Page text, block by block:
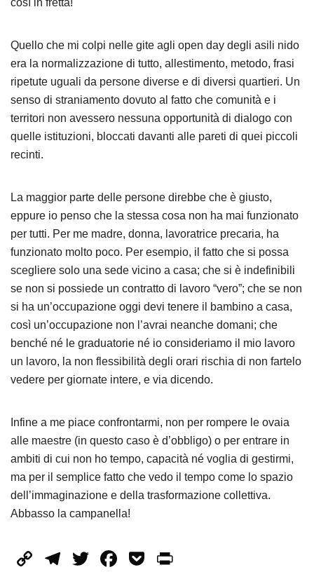
Quello che mi colpi nelle gite agli open day degli asili nido
era la normalizzazione di tutto, allestimento, metodo, frasi
ripetute uguali da persone diverse e di diversi quartieri. Un
senso di straniamento dovuto al fatto che comunità e i
territori non avessero nessuna opportunità di dialogo con
quelle istituzioni, bloccati davanti alle pareti di quei piccoli
recinti.
La maggior parte delle persone direbbe che è giusto,
eppure io penso che la stessa cosa non ha mai funzionato
per tutti. Per me madre, donna, lavoratrice precaria, ha
funzionato molto poco. Per esempio, il fatto che si possa
scegliere solo una sede vicino a casa; che si è indefinibili
se non si possiede un contratto di lavoro “vero”; che se non
si ha un’occupazione oggi devi tenere il bambino a casa,
così un’occupazione non l’avrai neanche domani; che
benché né le graduatorie né io consideriamo il mio lavoro
un lavoro, la non flessibilità degli orari rischia di non fartelo
vedere per giornate intere, e via dicendo.
Infine a me piace confrontarmi, non per rompere le ovaia
alle maestre (in questo caso è d’obbligo) o per entrare in
ambiti di cui non ho tempo, capacità né voglia di gestirmi,
ma per il semplice fatto che vedo il tempo come lo spazio
dell’immaginazione e della trasformazione collettiva.
Abbasso la campanella!
CopyTelegram
Twitter
Facebook
Pocket